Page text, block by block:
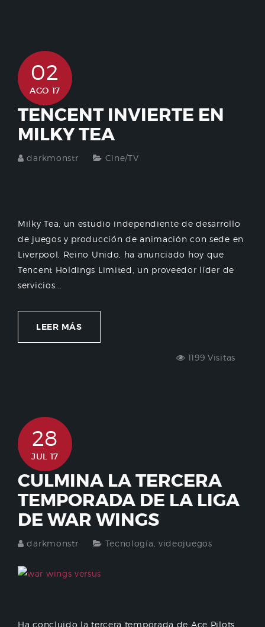
02
AGO 17
TENCENT INVIERTE EN
MILKY TEA
darkmonstr Cine/TV
Milky Tea, un estudio independiente de desarrollo
de juegos y producción de animación con sede en
Liverpool, Reino Unido, ha anunciado hoy que
Tencent Holdings Limited, un proveedor líder de
servicios...
LEER MÁS
1199 Visitas
28
JUL 17
CULMINA LA TERCERA
TEMPORADA DE LA LIGA
DE WAR WINGS
darkmonstr Tecnología videojuegos
Ha concluido la tercera temporada de Ace Pilots